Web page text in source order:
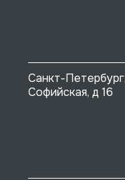
Санкт-
Софийская, д 16